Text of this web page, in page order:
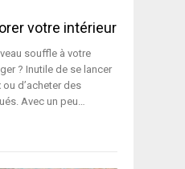
votre intérieur
souffle à votre
? Inutile de se lancer
d’acheter des
Avec un peu…